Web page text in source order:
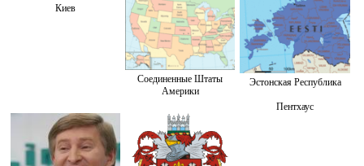
Киев
Соединенные Штаты
Америки
Эстонская Республика
Пентхаус